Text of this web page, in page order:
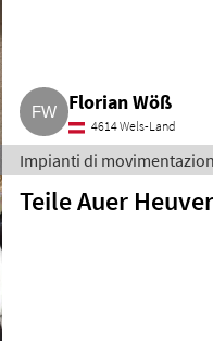
Florian Wöß
4614 Wels-Land
Impianti di
Teile Auer